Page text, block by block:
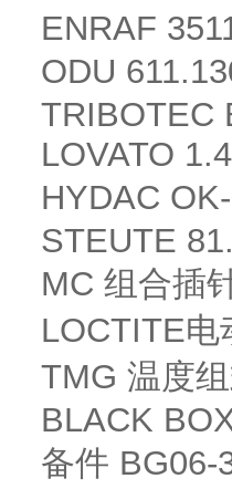
ENRAF
ODU
TRIBOTEC
LOVATO
HYDAC
STEUTE
MC 组合插
LOCTITE电
TMG 温度
BLACK
备件 BG06-